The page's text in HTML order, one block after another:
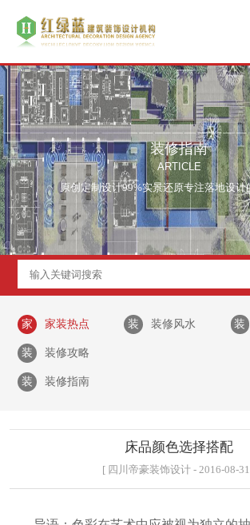
装修指南
ARTICLE
原创定制设计99%实景还原专注落地设计
家 家装热点 装 装修风水 装
装 装修攻略
装 装修指南
床品颜色选择搭配
[ 四川帝豪装饰设计 - 2016-08-